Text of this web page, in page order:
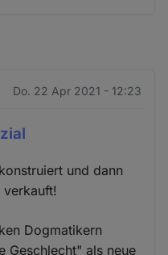
Do. 22 Apr 2021 - 12:23
und dann
verkauft!
Dogmatikern
Geschlecht" als neue